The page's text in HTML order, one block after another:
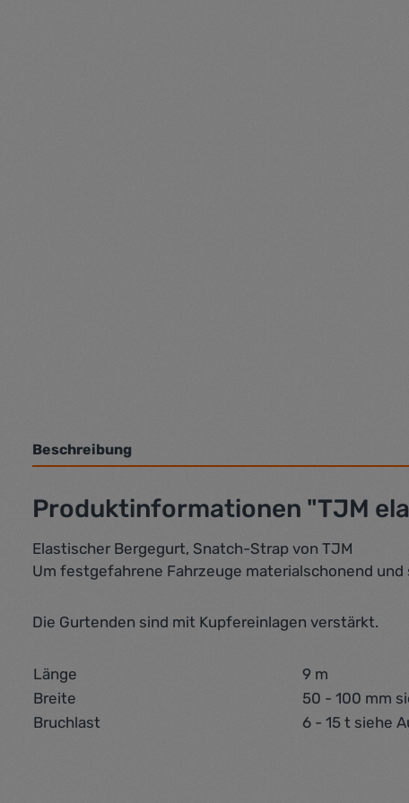
Beschreibung
Produktinformationen "TJM
Elastischer Bergegurt, Snatch-Strap von TJM
Um festgefahrene Fahrzeuge materialschonend
Die Gurtenden sind mit Kupfereinlagen verstärkt.
Länge
9 m
Breite
50 - 100 mm
Bruchlast
6 - 15 t siehe